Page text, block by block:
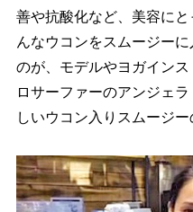
善や抗酸化など、美容に
んなウコンをスムージー
のが、モデルやヨガイン
ロサーファーのアンジェ
しいウコン入りスムージ